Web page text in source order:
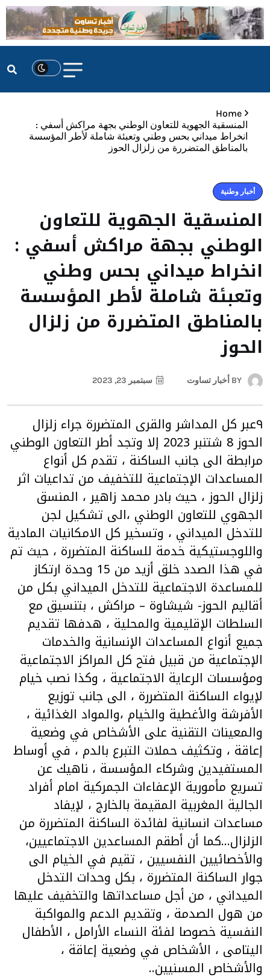
Home
المنسقية الجهوية للتعاون الوطني بجهة مراكش أسفي :
انخراط ميداني بحس وطني وتعبئة شاملة لأطر المؤسسة
بالمناطق المتضررة من زلزال الحوز
أخبار وطنية
المنسقية الجهوية للتعاون
الوطني بجهة مراكش أسفي :
انخراط ميداني بحس وطني
وتعبئة شاملة لأطر المؤسسة
بالمناطق المتضررة من زلزال
الحوز
BY أخبار تساوت سبتمبر 23, 2023
٩عبر كل المداشر والقرى المتضررة جراء زلزال
الحوز 8 شتنبر 2023 إلا وتجد أطر التعاون الوطني
مرابطة الى جانب الساكنة ، تقدم كل أنواع
المساعدات الإجتماعية للتخفيف من تداعيات اثر
زلزال الحوز ، حيث بادر محمد زاهير ، المنسق
الجهوي للتعاون الوطني ،الى تشكيل لجن
للتدخل الميداني ، وتسخير كل الامكانيات المادية
واللوجستيكية خدمة للساكنة المتضررة ، حيث تم
في هذا الصدد خلق أزيد من 15 وحدة ارتكاز
للمساعدة الاجتماعية للتدخل الميداني بكل من
أقاليم الحوز- شيشاوة – مراكش ، بتنسيق مع
السلطات الإقليمية والمحلية ، هدفها تقديم
جميع أنواع المساعدات الإنسانية والخدمات
الإجتماعية من قبيل فتح كل المراكز الاجتماعية
ومؤسسات الرعاية الاجتماعية ، وكذا نصب خيام
لإيواء الساكنة المتضررة ، الى جانب توزيع
الأفرشة والأغطية والخيام ،والمواد الغذائية ،
والمعينات التقنية على الأشخاص في وضعية
إعاقة ، وتكثيف حملات التبرع بالدم ، في أوساط
المستفيدين وشركاء المؤسسة ، ناهيك عن
تسريع مأمورية الإعفاءات الجمركية امام أفراد
الجالية المغربية المقيمة بالخارج ، لإيفاد
مساعدات انسانية لفائدة الساكنة المتضررة من
الزلزال…كما أن أطقم المساعدين الاجتماعيين،
والأخصائيين النفسيين ، تقيم في الخيام الى
جوار الساكنة المتضررة ، بكل وحدات التدخل
الميداني ، من أجل مساعداتها والتخفيف عليها
من هول الصدمة ، وتقديم الدعم والمواكبة
النفسية خصوصا لفئة النساء الأرامل ، الأطفال
اليتامى ، الأشخاص في وضعية إعاقة ،
والأشخاص المسنيين..